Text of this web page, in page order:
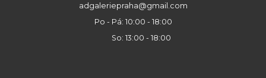
adgaleriepraha@gmail.com
Po - Pá: 10:00 - 18:00
So: 13:00 - 18:00